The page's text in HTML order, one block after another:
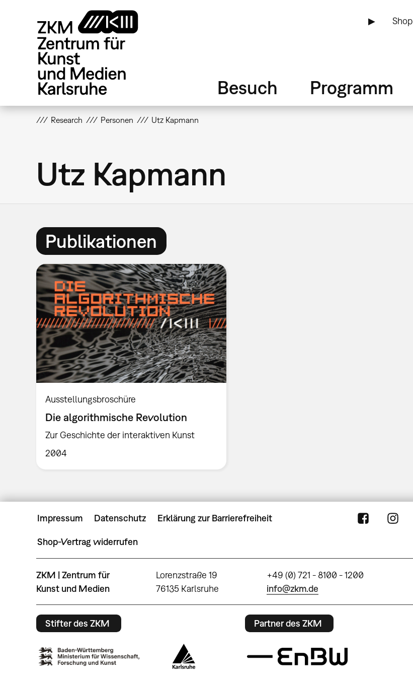
▶ Shop
Besuch Programm
Research Personen Utz Kapmann
Utz Kapmann
Publikationen
Ausstellungsbroschüre
Die algorithmische Revolution
Zur Geschichte der interaktiven Kunst
2004
Impressum Datenschutz Erklärung zur Barrierefreiheit
Shop-Vertrag widerrufen
ZKM | Zentrum für
Kunst und Medien
Lorenzstraße 19
76135 Karlsruhe
+49 (0) 721 - 8100 - 1200
info@zkm.de
Stifter des ZKM Partner des ZKM